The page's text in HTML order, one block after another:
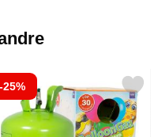
favoritt
-25%på Flaske Mellomstor til 30